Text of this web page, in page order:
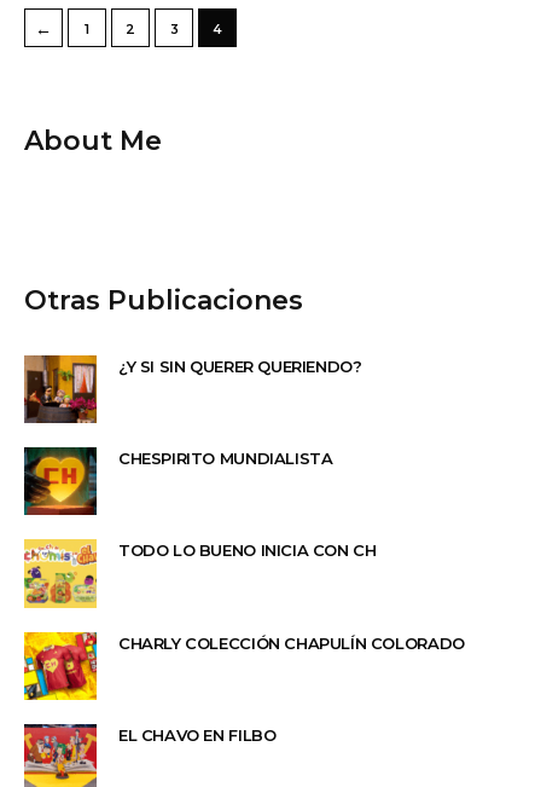
← 1 2 3 4
About Me
Otras Publicaciones
¿Y SI SIN QUERER QUERIENDO?
CHESPIRITO MUNDIALISTA
TODO LO BUENO INICIA CON CH
CHARLY COLECCIÓN CHAPULÍN COLORADO
EL CHAVO EN FILBO